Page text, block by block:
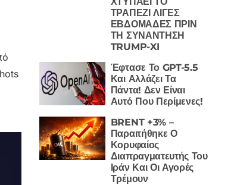
ΤΡΑΠΕΖΙ ΛΙΓΕΣ
ΕΒΔΟΜΑΔΕΣ ΠΡΙΝ
ΤΗ ΣΥΝΑΝΤΗΣΗ
TRUMP-XI
Έφτασε Το GPT-5.5
Και Αλλάζει Τα
Πάντα! Δεν Είναι
Αυτό Που Περίμενες!
BRENT +3% –
Παραιτήθηκε Ο
Κορυφαίος
Διαπραγματευτής Του
Ιράν Και Οι Αγορές
Τρέμουν